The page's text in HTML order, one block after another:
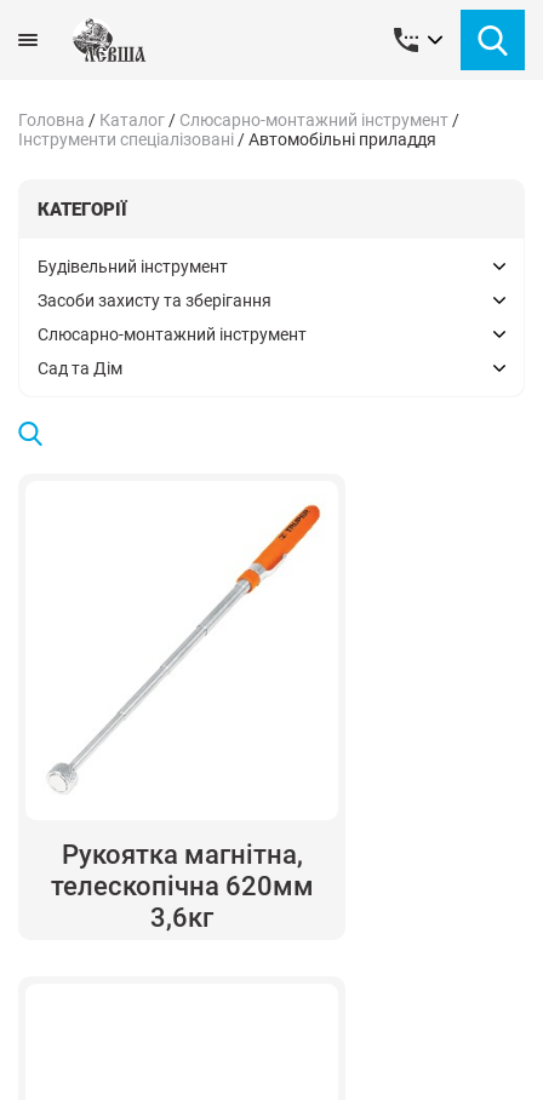
Головна / Каталог / Слюсарно-монтажний інструмент /
Інструменти спеціалізовані /Автомобільні приладдя
КАТЕГОРІЇ
Будівельний інструмент
Засоби захисту та зберігання
Слюсарно-монтажний інструмент
Сад та Дім
Рукоятка магнітна,
телескопічна 620мм
3,6кг